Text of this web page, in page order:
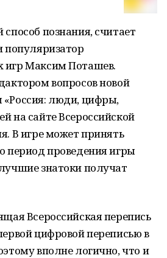
познания, считает
популяризатор
игр Максим Поташев.
вопросов новой
люди, цифры,
на сайте Всероссийской
В игре может принять
период проведения игры
знатоки получат
Всероссийская перепись
цифровой переписью в
вполне логично, что и